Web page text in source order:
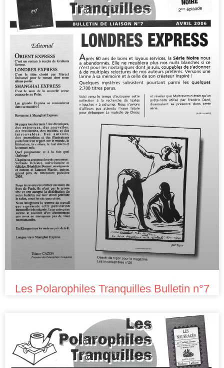
Les Polarophiles Tranquilles Bulletin n°7